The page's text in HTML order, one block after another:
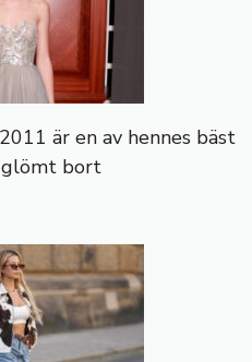
är en av hennes bäst
glömt bort